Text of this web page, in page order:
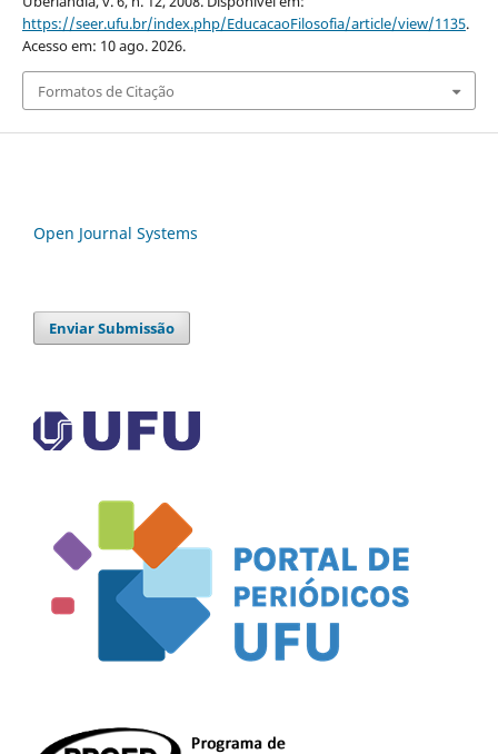
https://seer.ufu.br/index.php/EducacaoFilosofia/article/view/1135.
Acesso em: 10 ago. 2026.
Formatos de Citação
Open Journal Systems
Enviar Submissão